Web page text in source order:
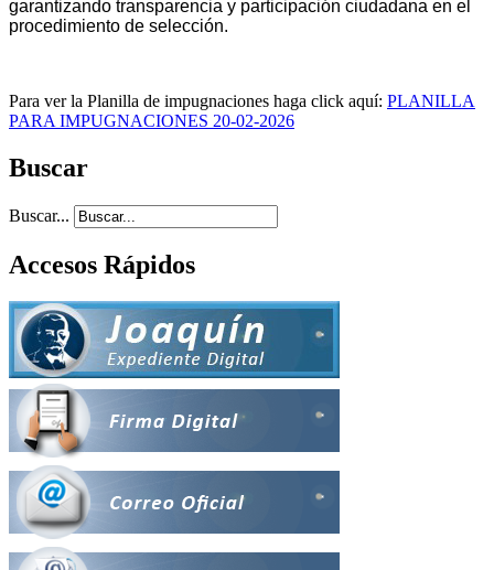
garantizando transparencia y participación ciudadana en el
procedimiento de selección.
Para ver la Planilla de impugnaciones haga click aquí: PLANILLA
PARA IMPUGNACIONES 20-02-2026
Buscar
Buscar...
Accesos Rápidos